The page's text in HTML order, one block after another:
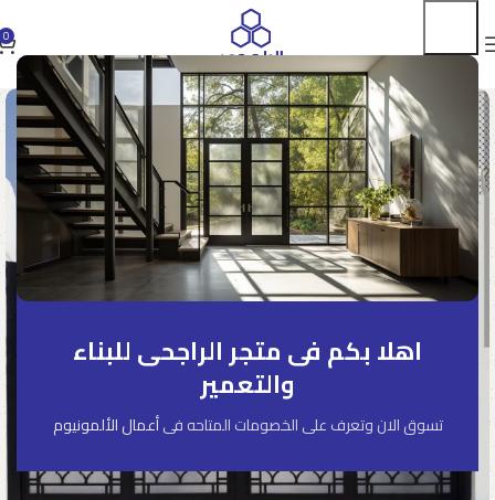
اهلا بكم فى متجر الراجحى للبناء
والتعمير
تسوق الان وتعرف على الخصومات المتاحه فىأعمال الألمونيوم
0